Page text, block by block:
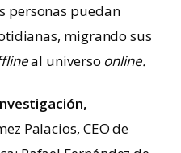
personas puedan
migrando sus
al universo online.
Palacios, CEO de